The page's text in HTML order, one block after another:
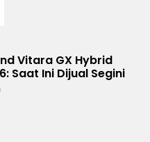
Vitara GX Hybrid
Saat Ini Dijual Segini